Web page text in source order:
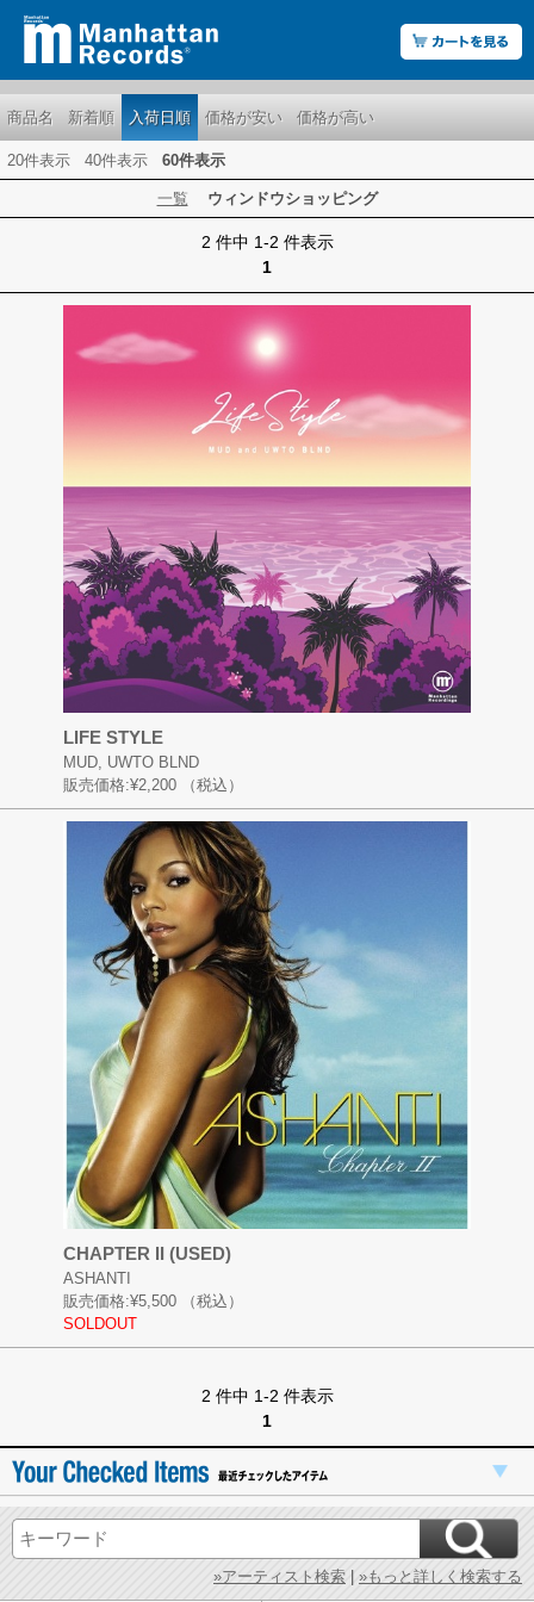
商品名 新着順 入荷日順 価格が安い 価格が高い
20件表示 40件表示 60件表示
一覧 ウィンドウショッピング
2 件中 1-2 件表示
1
LIFE STYLE
MUD, UWTO BLND
販売価格:¥2,200 （税込）
CHAPTER II (USED)
ASHANTI
販売価格:¥5,500
（税込）
SOLDOUT
2 件中 1-2 件表示
1
»アーティスト検索 | »もっと詳しく検索する